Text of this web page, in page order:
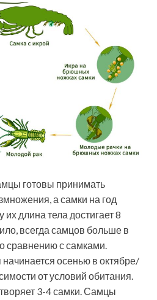
готовы принимать
а самки на год
длина тела достигает 8
всегда самцов больше в
сравнению с самками.
осенью в октябре/
от условий обитания.
3-4 самки. Самцы